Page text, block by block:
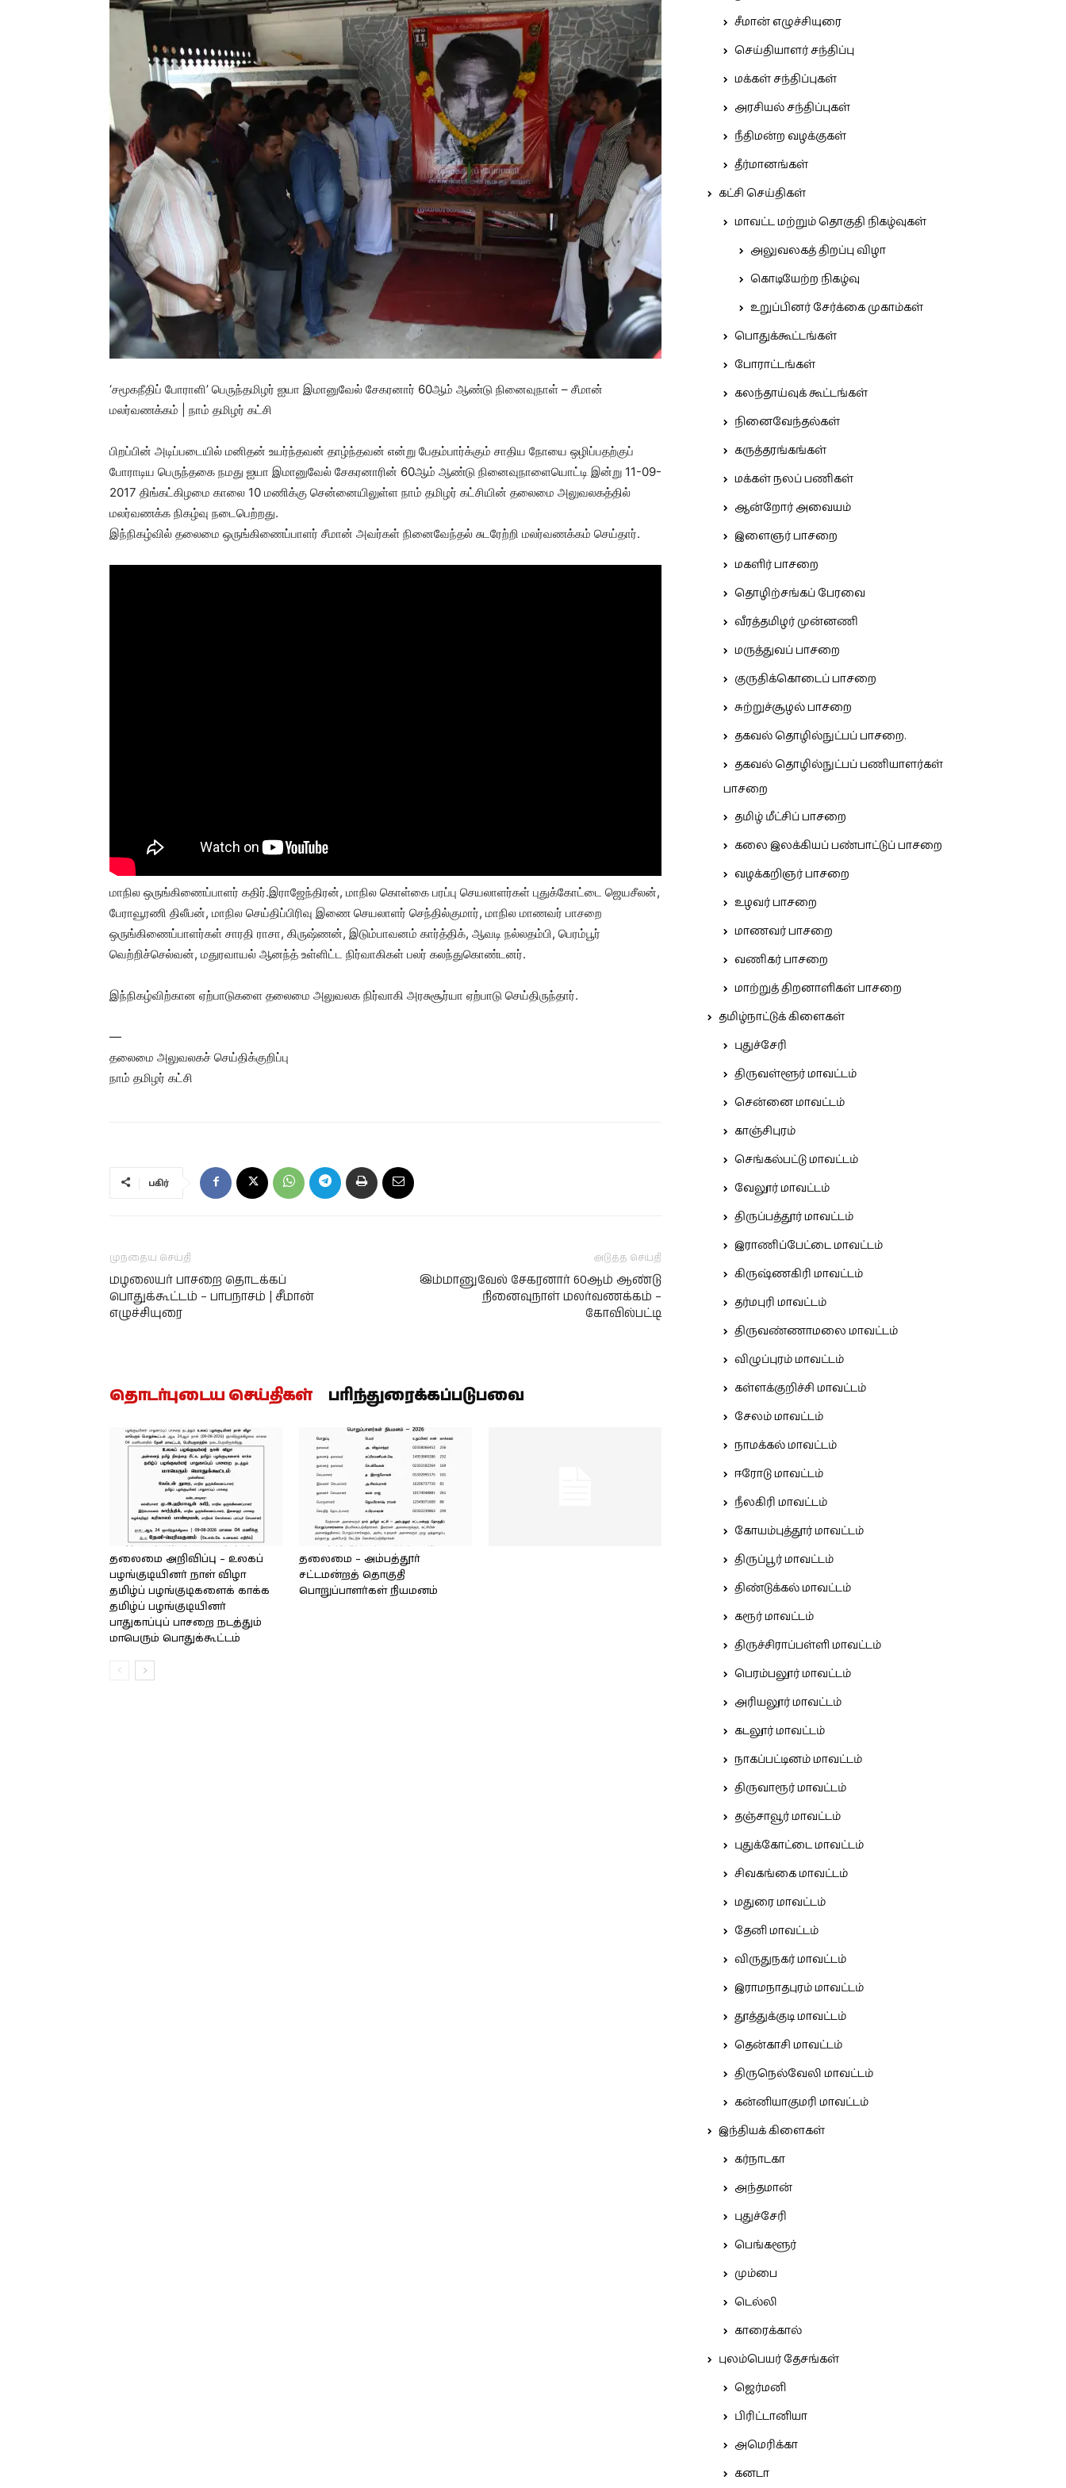
‘சமூகநீதிப் போராளி’ பெருந்தமிழர் ஐயா இமானுவேல் சேகரனார் 60ஆம் ஆண்டு நினைவுநாள் – சீமான்
மலர்வணக்கம் | நாம் தமிழர் கட்சி
பிறப்பின் அடிப்படையில் மனிதன் உயர்ந்தவன் தாழ்ந்தவன் என்று பேதம்பார்க்கும் சாதிய நோயை ஒழிப்பதற்குப்
போராடிய பெருந்தகை நமது ஐயா இமானுவேல் சேகரனாரின் 60ஆம் ஆண்டு நினைவுநாளையொட்டி இன்று 11-09-
2017 திங்கட்கிழமை காலை 10 மணிக்கு சென்னையிலுள்ள நாம் தமிழர் கட்சியின் தலைமை அலுவலகத்தில்
மலர்வணக்க நிகழ்வு நடைபெற்றது.
இந்நிகழ்வில் தலைமை ஒருங்கிணைப்பாளர் சீமான் அவர்கள் நினைவேந்தல் சுடரேற்றி மலர்வணக்கம் செய்தார்.
மாநில ஒருங்கிணைப்பாளர் கதிர்.இராஜேந்திரன், மாநில கொள்கை பரப்பு செயலாளர்கள் புதுக்கோட்டை ஜெயசீலன்,
பேராவூரணி திலீபன், மாநில செய்திப்பிரிவு இணை செயலாளர் செந்தில்குமார், மாநில மாணவர் பாசறை
ஒருங்கிணைப்பாளர்கள் சாரதி ராசா, கிருஷ்ணன், இடும்பாவனம் கார்த்திக், ஆவடி நல்லதம்பி, பெரம்பூர்
வெற்றிச்செல்வன், மதுரவாயல் ஆனந்த் உள்ளிட்ட நிர்வாகிகள் பலர் கலந்துகொண்டனர்.
இந்நிகழ்விற்கான ஏற்பாடுகளை தலைமை அலுவலக நிர்வாகி அரசுசூர்யா ஏற்பாடு செய்திருந்தார்.
—
தலைமை அலுவலகச் செய்திக்குறிப்பு
நாம் தமிழர் கட்சி
பகிர்
முந்தைய செய்தி
மழலையர் பாசறை தொடக்கப்
பொதுக்கூட்டம் – பாபநாசம் | சீமான்
எழுச்சியுரை
அடுத்த செய்தி
இம்மானுவேல் சேகரனார் 60ஆம் ஆண்டு
நினைவுநாள் மலர்வணக்கம் –
கோவில்பட்டி
தொடர்புடைய செய்திகள் பரிந்துரைக்கப்படுபவை
தலைமை அறிவிப்பு – உலகப்
பழங்குடியினர் நாள் விழா
தமிழ்ப் பழங்குடிகளைக் காக்க
தமிழ்ப் பழங்குடியினர்
பாதுகாப்புப் பாசறை நடத்தும்
மாபெரும் பொதுக்கூட்டம்
தலைமை – அம்பத்தூர்
சட்டமன்றத் தொகுதி
பொறுப்பாளர்கள் நியமனம்
சீமான் எழுச்சியுரை
செய்தியாளர் சந்திப்பு
மக்கள் சந்திப்புகள்
அரசியல் சந்திப்புகள்
நீதிமன்ற வழக்குகள்
தீர்மானங்கள்
கட்சி செய்திகள்
மாவட்ட மற்றும் தொகுதி நிகழ்வுகள்
அலுவலகத் திறப்பு விழா
கொடியேற்ற நிகழ்வு
உறுப்பினர் சேர்க்கை முகாம்கள்
பொதுக்கூட்டங்கள்
போராட்டங்கள்
கலந்தாய்வுக் கூட்டங்கள்
நினைவேந்தல்கள்
கருத்தரங்கங்கள்
மக்கள் நலப் பணிகள்
ஆன்றோர் அவையம்
இளைஞர் பாசறை
மகளிர் பாசறை
தொழிற்சங்கப் பேரவை
வீரத்தமிழர் முன்னணி
மருத்துவப் பாசறை
குருதிக்கொடைப் பாசறை
சுற்றுச்சூழல் பாசறை
தகவல் தொழில்நுட்பப் பாசறை.
தகவல் தொழில்நுட்பப் பணியாளர்கள்
பாசறை
தமிழ் மீட்சிப் பாசறை
கலை இலக்கியப் பண்பாட்டுப் பாசறை
வழக்கறிஞர் பாசறை
உழவர் பாசறை
மாணவர் பாசறை
வணிகர் பாசறை
மாற்றுத் திறனாளிகள் பாசறை
தமிழ்நாட்டுக் கிளைகள்
புதுச்சேரி
திருவள்ளூர் மாவட்டம்
சென்னை மாவட்டம்
காஞ்சிபுரம்
செங்கல்பட்டு மாவட்டம்
வேலூர் மாவட்டம்
திருப்பத்தூர் மாவட்டம்
இராணிப்பேட்டை மாவட்டம்
கிருஷ்ணகிரி மாவட்டம்
தர்மபுரி மாவட்டம்
திருவண்ணாமலை மாவட்டம்
விழுப்புரம் மாவட்டம்
கள்ளக்குறிச்சி மாவட்டம்
சேலம் மாவட்டம்
நாமக்கல் மாவட்டம்
ஈரோடு மாவட்டம்
நீலகிரி மாவட்டம்
கோயம்புத்தூர் மாவட்டம்
திருப்பூர் மாவட்டம்
திண்டுக்கல் மாவட்டம்
கரூர் மாவட்டம்
திருச்சிராப்பள்ளி மாவட்டம்
பெரம்பலூர் மாவட்டம்
அரியலூர் மாவட்டம்
கடலூர் மாவட்டம்
நாகப்பட்டினம் மாவட்டம்
திருவாரூர் மாவட்டம்
தஞ்சாவூர் மாவட்டம்
புதுக்கோட்டை மாவட்டம்
சிவகங்கை மாவட்டம்
மதுரை மாவட்டம்
தேனி மாவட்டம்
விருதுநகர் மாவட்டம்
இராமநாதபுரம் மாவட்டம்
தூத்துக்குடி மாவட்டம்
தென்காசி மாவட்டம்
திருநெல்வேலி மாவட்டம்
கன்னியாகுமரி மாவட்டம்
இந்தியக் கிளைகள்
கர்நாடகா
அந்தமான்
புதுச்சேரி
பெங்களூர்
மும்பை
டெல்லி
காரைக்கால்
புலம்பெயர் தேசங்கள்
ஜெர்மனி
பிரிட்டானியா
அமெரிக்கா
கனடா